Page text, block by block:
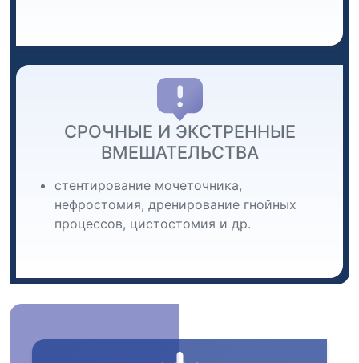
СРОЧНЫЕ И ЭКСТРЕННЫЕ
ВМЕШАТЕЛЬСТВА
стентирование мочеточника,
нефростомия, дренирование гнойных
процессов, цистостомия и др.